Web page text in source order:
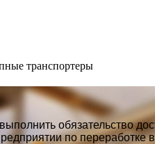
транспортеры
обязательство
по